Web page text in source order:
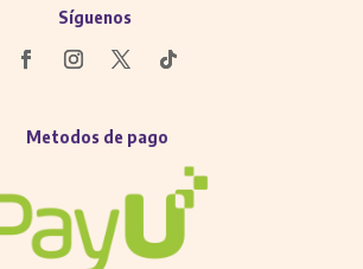
Síguenos
Metodos de pago